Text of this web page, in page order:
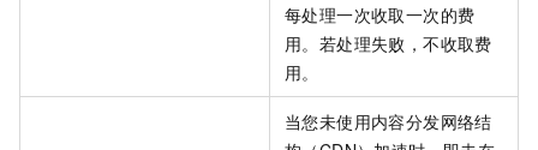
每处理一次收取一次的费
用。若处理失败，不收取费
用。
当您未使用内容分发网络结